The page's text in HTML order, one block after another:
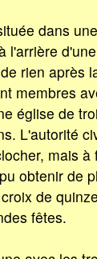
dans
l'arrière
rien après
membres
église de
L'autorité
mais à
obtenir de
de
fêtes.